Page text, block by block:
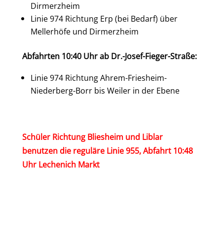
Dirmerzheim
Linie 974 Richtung Erp (bei Bedarf) über
Mellerhöfe und Dirmerzheim
Abfahrten 10:40 Uhr ab Dr.-Josef-Fieger-Straße:
Linie 974 Richtung Ahrem-Friesheim-
Niederberg-Borr bis Weiler in der Ebene
Schüler Richtung Bliesheim und Liblar
benutzen die reguläre Linie 955, Abfahrt 10:48
Uhr Lechenich Markt